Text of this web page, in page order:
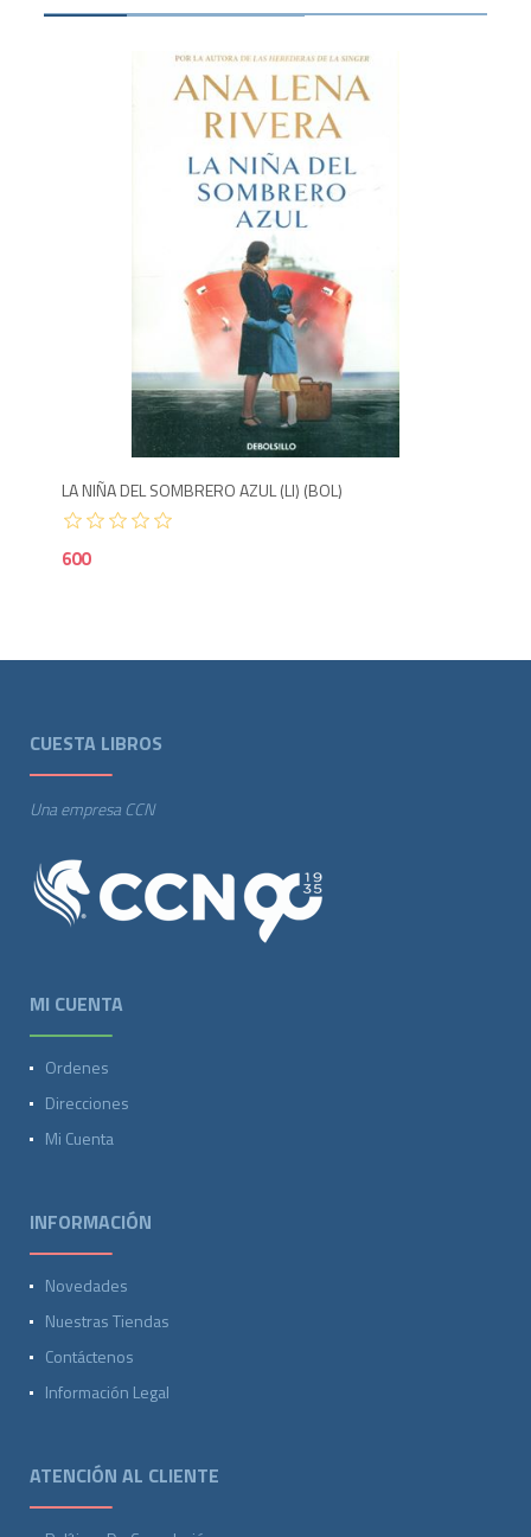
LA NIÑA DEL SOMBRERO AZUL (LI) (BOL)
600
Agotado
CUESTA LIBROS
Una empresa CCN
MI CUENTA
Ordenes
Direcciones
Mi Cuenta
INFORMACIÓN
Novedades
Nuestras Tiendas
Contáctenos
Información Legal
ATENCIÓN AL CLIENTE